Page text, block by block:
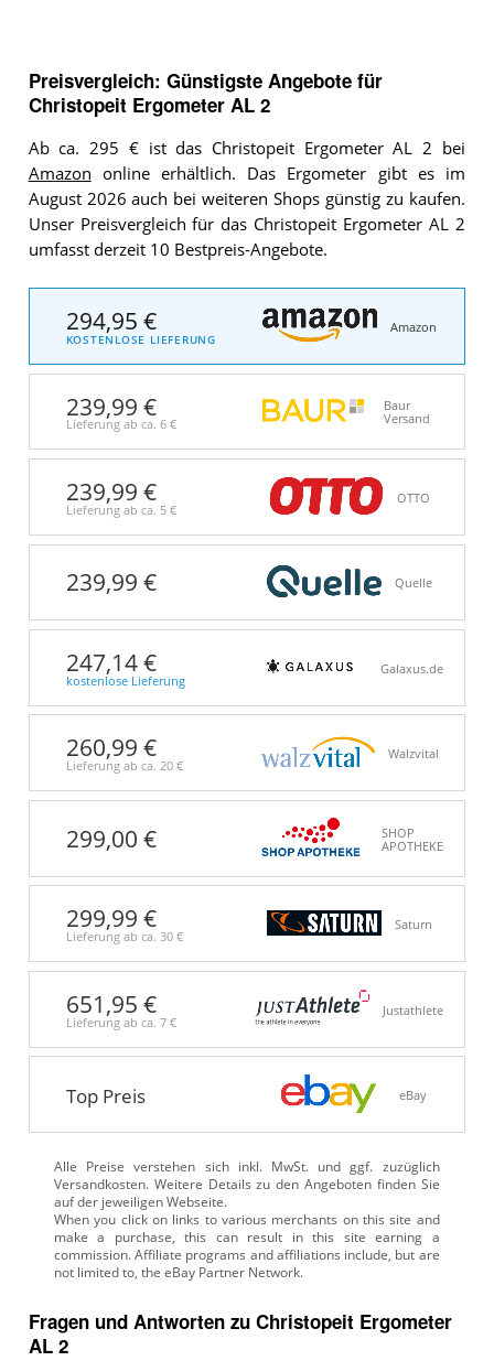
Preisvergleich: Günstigste Angebote für
Christopeit Ergometer AL 2
Ab ca. 295 € ist das Christopeit Ergometer AL 2 bei
Amazon online erhältlich. Das Ergometer gibt es im
August 2026 auch bei weiteren Shops günstig zu kaufen.
Unser Preisvergleich für das Christopeit Ergometer AL 2
umfasst derzeit 10 Bestpreis-Angebote.
294,95 €
KOSTENLOSE LIEFERUNG
Amazon
239,99 €
Lieferung ab ca. 6 €
Baur
Versand
239,99 €
Lieferung ab ca. 5 €
OTTO
239,99 € Quelle
247,14 €
kostenlose Lieferung
Galaxus.de
260,99 €
Lieferung ab ca. 20 €
Walzvital
299,00 €
SHOP
APOTHEKE
299,99 €
Lieferung ab ca. 30 €
Saturn
651,95 €
Lieferung ab ca. 7 €
Justathlete
Top Preis eBay
Alle Preise verstehen sich inkl. MwSt. und ggf. zuzüglich
Versandkosten. Weitere Details zu den Angeboten finden Sie
auf der jeweiligen Webseite.
Fragen und Antworten zu Christopeit Ergometer
AL 2